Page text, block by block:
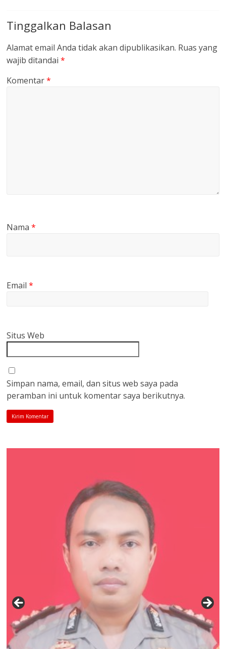
Tinggalkan Balasan
Alamat email Anda tidak akan dipublikasikan. Ruas yang
wajib ditandai*
Komentar*
Nama*
Email*
Situs Web
Simpan nama, email, dan situs web saya pada
peramban ini untuk komentar saya berikutnya.